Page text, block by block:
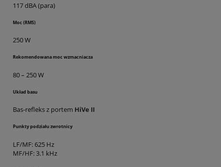
117 dBA (para)
Moc (RMS)
250 W
Rekomendowana moc wzmacniacza
80 – 250 W
Układ basu
Bas-refleks z portem HiVe II
Punkty podziału zwrotnicy
LF/MF: 625 Hz
MF/HF: 3.1 kHz